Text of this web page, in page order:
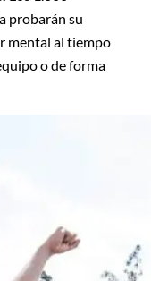
probarán su
mental al tiempo
o de forma